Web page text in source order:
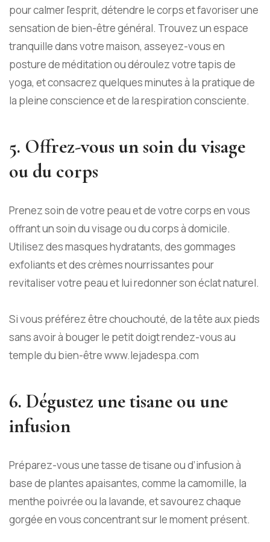
pour calmer l’esprit, détendre le corps et favoriser une
sensation de bien-être général. Trouvez un espace
tranquille dans votre maison, asseyez-vous en
posture de méditation ou déroulez votre tapis de
yoga, et consacrez quelques minutes à la pratique de
la pleine conscience et de la respiration consciente.
5. Offrez-vous un soin du visage
ou du corps
Prenez soin de votre peau et de votre corps en vous
offrant un soin du visage ou du corps à domicile.
Utilisez des masques hydratants, des gommages
exfoliants et des crèmes nourrissantes pour
revitaliser votre peau et lui redonner son éclat naturel.
Si vous préférez être chouchouté, de la tête aux pieds
sans avoir à bouger le petit doigt rendez-vous au
temple du bien-êtrewww.lejadespa.com
6. Dégustez une tisane ou une
infusion
Préparez-vous une tasse de tisane ou d’infusion à
base de plantes apaisantes, comme la camomille, la
menthe poivrée ou la lavande, et savourez chaque
gorgée en vous concentrant sur le moment présent.